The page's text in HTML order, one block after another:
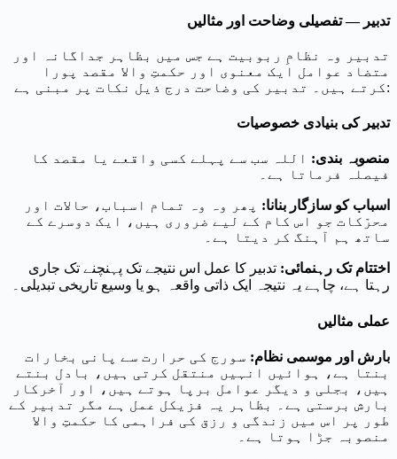
تدبیر — تفصیلی وضاحت اور مثالیں
تدبیر وہ نظامِ ربوبیت ہے جس میں بظاہر جداگانہ اور
متضاد عوامل ایک معنوی اور حکمتِ والا مقصد پورا
کرتے ہیں۔ تدبیر کی وضاحت درج ذیل نکات پر مبنی ہے:
تدبیر کی بنیادی خصوصیات
منصوبہ بندی: اللہ سب سے پہلے کسی واقعے یا مقصد کا
فیصلہ فرماتا ہے۔
اسباب کو سازگار بنانا: پھر وہ وہ تمام اسباب، حالات اور
محرّکات جو اس کام کے لیے ضروری ہیں، ایک دوسرے کے
ساتھ ہم آہنگ کر دیتا ہے۔
اختتام تک رہنمائی: تدبیر کا عمل اس نتیجے تک پہنچنے تک جاری
رہتا ہے، چاہے یہ نتیجہ ایک ذاتی واقعہ ہو یا وسیع تاریخی تبدیلی۔
عملی مثالیں
بارش اور موسمی نظام: سورج کی حرارت سے پانی بخارات
بنتا ہے، ہوائیں انہیں منتقل کرتی ہیں، بادل بنتے
ہیں، بجلی و دیگر عوامل برپا ہوتے ہیں، اور آخرکار
بارش برستی ہے۔ بظاہر یہ فزیکل عمل ہے مگر تدبیر کے
طور پر اس میں زندگی و رزق کی فراہمی کا حکمتِ والا
منصوبہ جڑا ہوتا ہے۔